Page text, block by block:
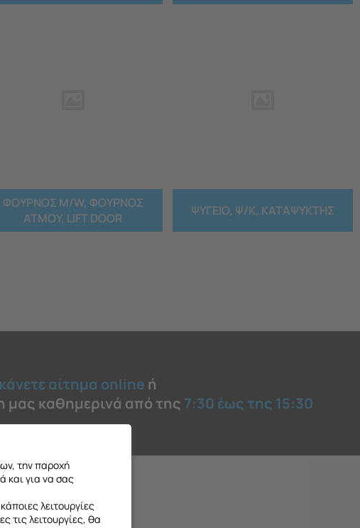
ΦΟΥΡΝΟΣ M/W, ΦΟΥΡΝΟΣ
ΑΤΜΟΥ, LIFT DOOR
ΨΥΓΕΙΟ, Ψ/Κ, ΚΑΤΑΨΥΚΤΗΣ
κάνετε αίτημα online ή
μας καθημερινά από της 7:30 έως της 15:30
την παροχή
και για να σας
λειτουργίες
τις λειτουργίες, θα